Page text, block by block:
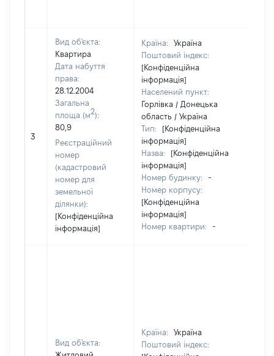
3
Вид об'єкта:
Квартира
Дата набуття
права:
28.12.2004
Загальна
площа (м2):
80,9
Реєстраційний
номер
(кадастровий
номер для
земельної
ділянки):
[Конфіденційна
інформація]
Країна:
Україна
Поштовий індекс:
[Конфіденційна
інформація]
Населений пункт:
Горлівка / Донецька
область / Україна
Тип:
[Конфіденційна
інформація]
Назва:
[Конфіденційна
інформація]
Номер будинку:
-
Номер корпусу:
[Конфіденційна
інформація]
Номер квартири:
-
Вид об'єкта:
Країна:
Україна
Поштовий індекс: